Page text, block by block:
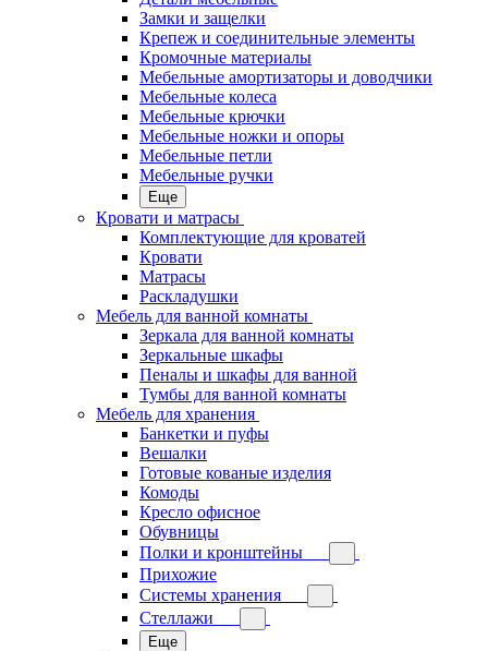
Замки и защелки
Крепеж и соединительные элементы
Кромочные материалы
Мебельные амортизаторы и доводчики
Мебельные колеса
Мебельные крючки
Мебельные ножки и опоры
Мебельные петли
Мебельные ручки
Еще
Кровати и матрасы
Комплектующие для кроватей
Кровати
Матрасы
Раскладушки
Мебель для ванной комнаты
Зеркала для ванной комнаты
Зеркальные шкафы
Пеналы и шкафы для ванной
Тумбы для ванной комнаты
Мебель для хранения
Банкетки и пуфы
Вешалки
Готовые кованые изделия
Комоды
Кресло офисное
Обувницы
Полки и кронштейны
Прихожие
Системы хранения
Стеллажи
Еще